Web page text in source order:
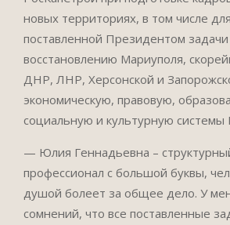
новых территориях, в том числе
поставленной Президентом задачи
восстановлению Мариуполя,
ДНР, ЛНР, Херсонской и
экономическую, правовую,
социальную и культурную системы
— Юлия Геннадьевна –
профессионал с большой буквы,
душой болеет за общее дело. У
сомнений, что все поставленные